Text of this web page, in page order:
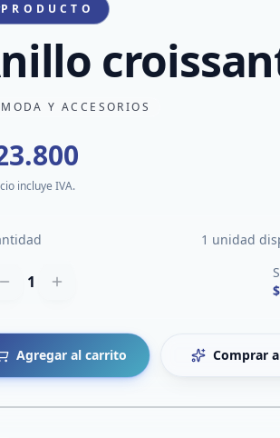
PRODUCTO
MODA Y ACCESORIOS
incluye IVA.
1 unidad
1
Agregar al carrito Comprar